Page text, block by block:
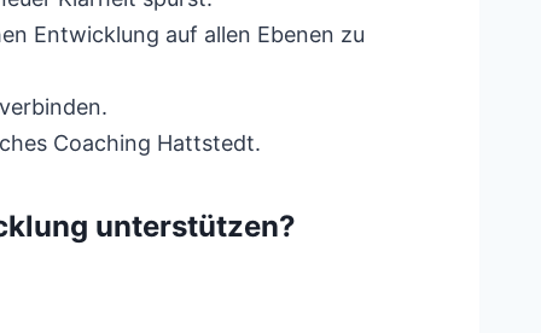
Entwicklung auf allen Ebenen zu
Coaching Hattstedt.
unterstützen?